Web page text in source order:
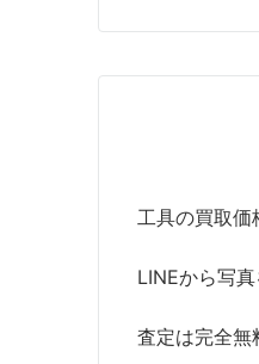
工具の買取価
LINEから写
査定は完全無